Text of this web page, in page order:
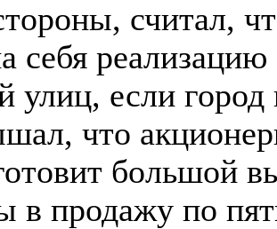
считал,
себя
улиц, если город
что
большой
в продажу по